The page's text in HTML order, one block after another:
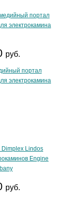
руб.
портал
электрокамина
руб.